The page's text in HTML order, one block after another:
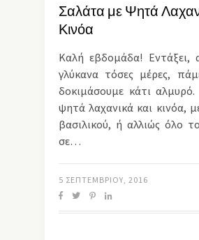
Σαλάτα με Ψητά
Κινόα
Καλή εβδομάδα! Εντάξει,
γλύκανα τόσες μέρες,
δοκιμάσουμε κάτι
ψητά λαχανικά και κινόα,
βασιλικού, ή αλλιώς όλο
σε…
5 ΣΕΠΤΕΜΒΡΊΟΥ, 2016